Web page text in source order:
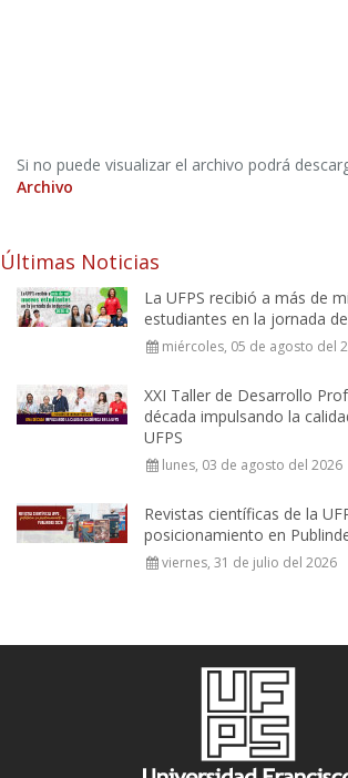
Si no puede visualizar el archivo podrá
Archivo
Últimas Noticias
La UFPS recibió a más de
estudiantes en la jornada
miércoles, 05 de agosto del
XXI Taller de Desarrollo
década impulsando la
UFPS
lunes, 03 de agosto del 2026
Revistas científicas de la
posicionamiento en
viernes, 31 de julio del 2026